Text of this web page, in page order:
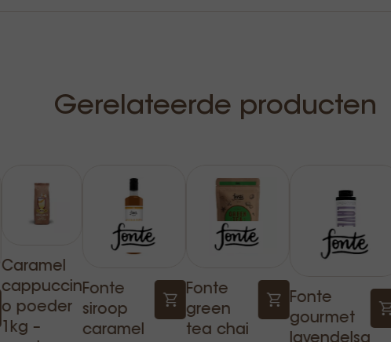
Gerelateerde producten
Caramel
cappuccin
o poeder
1kg –
Fonte
siroop
caramel
Fonte
green
tea chai
Fonte
gourmet